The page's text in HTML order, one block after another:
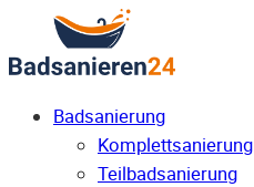
Badsanierung
Komplettsanierung
Teilbadsanierung